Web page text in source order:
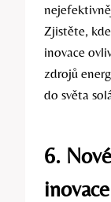
Zjistěte,
inovace
zdrojů
do světa
6.